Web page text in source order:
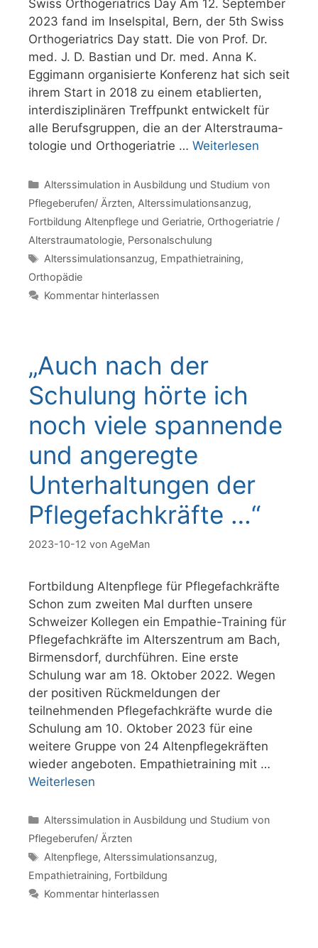
Swiss Orthogeriatrics Day Am 12. September
2023 fand im Inselspital, Bern, der 5th Swiss
Orthogeriatrics Day statt. Die von Prof. Dr.
med. J. D. Bastian und Dr. med. Anna K.
Eggimann organisierte Konferenz hat sich seit
ihrem Start in 2018 zu einem etablierten,
interdisziplinären Treffpunkt entwickelt für
alle Berufsgruppen, die an der Alters­trauma­
to­logie und Ortho­geria­trie … Weiterlesen
Kategorien
Alterssimulation in Ausbildung und Studium von
Pflegeberufen/ Ärzten, Alterssimulationsanzug,
Fortbildung Altenpflege und Geriatrie, Orthogeriatrie /
Alterstraumatologie, Personalschulung
Schlagwörter
Alterssimulationsanzug, Empathietraining,
Orthopädie
Kommentar hinterlassen
„Auch nach der
Schulung hörte ich
noch viele spannende
und angeregte
Unterhaltungen der
Pflegefachkräfte …“
2023-10-12 von AgeMan
Fortbildung Altenpflege für Pflegefachkräfte
Schon zum zweiten Mal durften unsere
Schweizer Kollegen ein Empathie-Training für
Pflegefachkräfte im Alterszentrum am Bach,
Birmensdorf, durchführen. Eine erste
Schulung war am 18. Oktober 2022. Wegen
der positiven Rückmeldungen der
teilnehmenden Pflegefachkräfte wurde die
Schulung am 10. Oktober 2023 für eine
weitere Gruppe von 24 Altenpflegekräften
wieder angeboten. Empathietraining mit …
Weiterlesen
Kategorien
Alterssimulation in Ausbildung und Studium von
Pflegeberufen/ Ärzten
Schlagwörter
Altenpflege, Alterssimulationsanzug,
Empathietraining, Fortbildung
Kommentar hinterlassen